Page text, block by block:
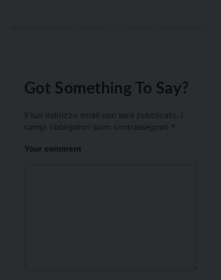
Got Something To Say?
Il tuo indirizzo email non sarà pubblicato.
campi obbligatori sono contrassegnati *
Your comment